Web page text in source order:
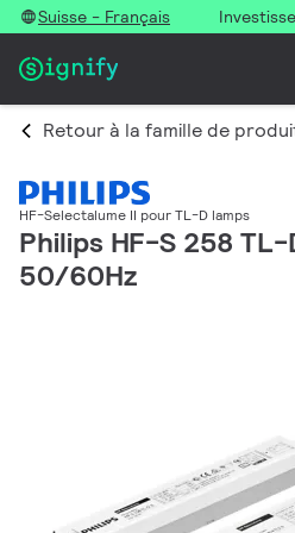
Suisse - Français
Retour à la famille de
HF-Selectalume II pour TL-D lamps
Philips HF-S 258
50/60Hz